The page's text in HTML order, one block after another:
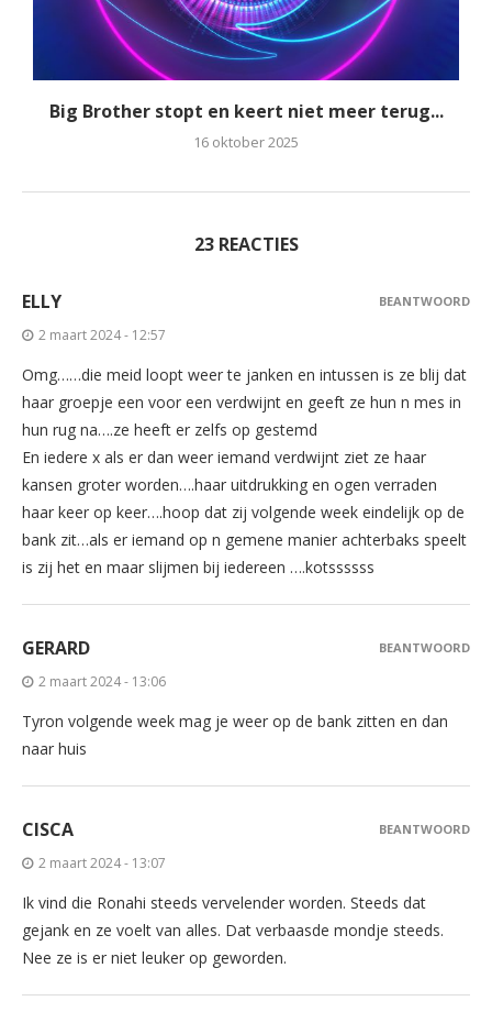
Big Brother stopt en keert niet meer terug...
16 oktober 2025
23 REACTIES
ELLY
2 maart 2024 - 12:57
Omg……die meid loopt weer te janken en intussen is ze blij dat
haar groepje een voor een verdwijnt en geeft ze hun n mes in
hun rug na….ze heeft er zelfs op gestemd
En iedere x als er dan weer iemand verdwijnt ziet ze haar
kansen groter worden….haar uitdrukking en ogen verraden
haar keer op keer….hoop dat zij volgende week eindelijk op de
bank zit…als er iemand op n gemene manier achterbaks speelt
is zij het en maar slijmen bij iedereen ….kotssssss
BEANTWOORD
GERARD
2 maart 2024 - 13:06
Tyron volgende week mag je weer op de bank zitten en dan
naar huis
BEANTWOORD
CISCA
2 maart 2024 - 13:07
Ik vind die Ronahi steeds vervelender worden. Steeds dat
gejank en ze voelt van alles. Dat verbaasde mondje steeds.
Nee ze is er niet leuker op geworden.
BEANTWOORD